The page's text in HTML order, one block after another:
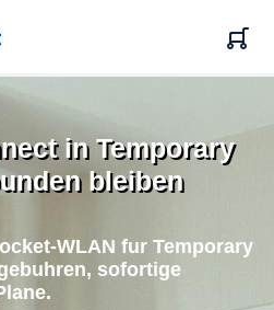
in Temporary
bleiben
WLAN fur Temporary
sofortige